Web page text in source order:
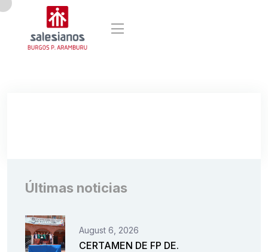
Últimas noticias
August 6, 2026
CERTAMEN DE FP DE.